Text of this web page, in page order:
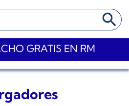
BOTÓN DE
GRATIS EN RM